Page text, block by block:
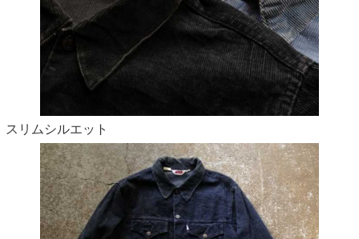
スリムシルエット